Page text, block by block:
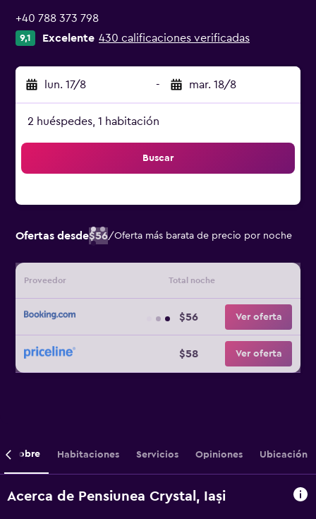
+40 788 373 798
9,1 Excelente 430 calificaciones verificadas
lun. 17/8 - mar. 18/8
2 huéspedes, 1 habitación
Buscar
Ofertas desde$56/Oferta más barata de precio por noche
Proveedor Total noche
$56 Ver oferta
$58 Ver oferta
Sobre Habitaciones Servicios Opiniones Ubicación
Acerca de Pensiunea Crystal, Iași